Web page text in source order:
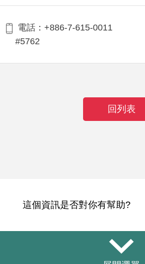
電話：+886-7-615-0011
#5762
回列表
這個資訊是否對你有幫助?